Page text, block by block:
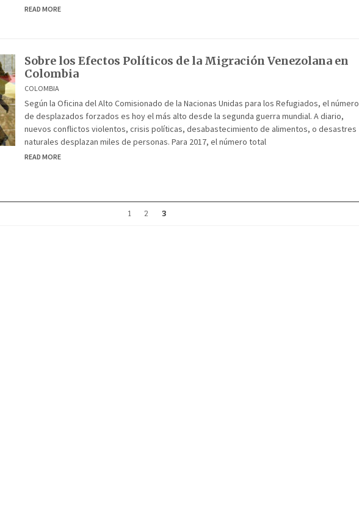
READ MORE
Sobre los Efectos Políticos de la Migración Venezolana en
Colombia
COLOMBIA
Según la Oficina del Alto Comisionado de la Nacionas Unidas para los Refugiados, el número
de desplazados forzados es hoy el más alto desde la segunda guerra mundial. A diario,
nuevos conflictos violentos, crisis políticas, desabastecimiento de alimentos, o desastres
naturales desplazan miles de personas. Para 2017, el número total
READ MORE
1 2 3